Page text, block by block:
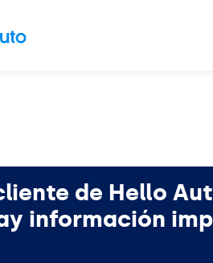
de Hello
información